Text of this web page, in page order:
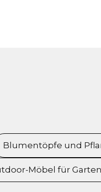
Blumentöpfe und
Möbel für